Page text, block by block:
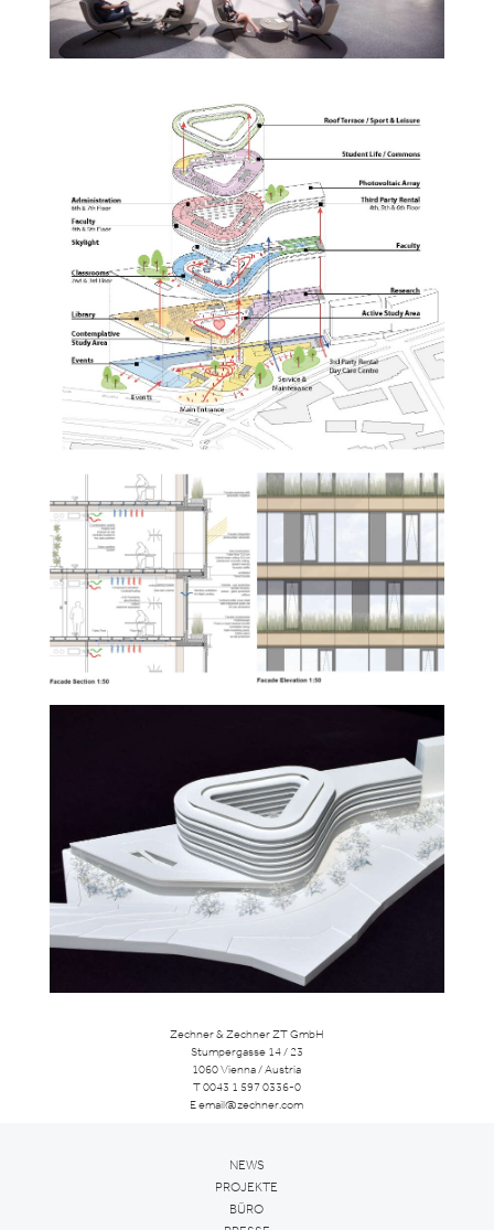
Zechner & Zechner ZT GmbH
Stumpergasse 14 / 23
1060 Vienna / Austria
T0043 1 597 0336-0
Eemail@zechner.com
NEWS
PROJEKTE
BÜRO